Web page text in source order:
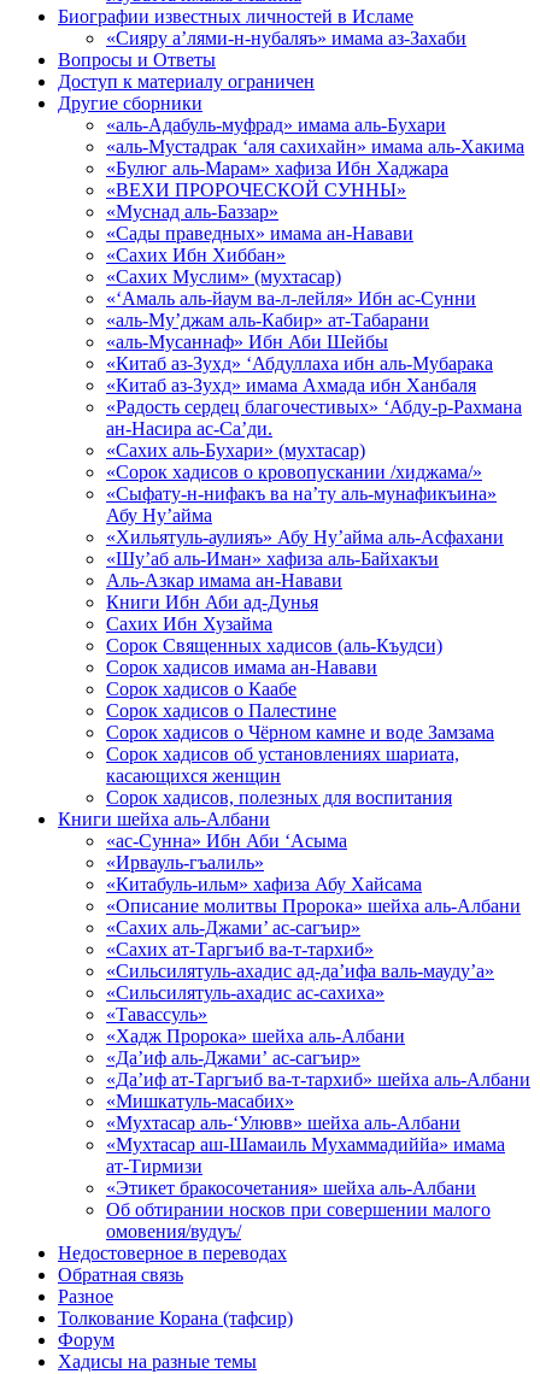
Биографии известных личностей в Исламе
«Сияру а’лями-н-нубаляъ» имама аз-Захаби
Вопросы и Ответы
Доступ к материалу ограничен
Другие сборники
«аль-Адабуль-муфрад» имама аль-Бухари
«аль-Мустадрак ‘аля сахихайн» имама аль-Хакима
«Булюг аль-Марам» хафиза Ибн Хаджара
«ВЕХИ ПРОРОЧЕСКОЙ СУННЫ»
«Муснад аль-Баззар»
«Сады праведных» имама ан-Навави
«Сахих Ибн Хиббан»
«Сахих Муслим» (мухтасар)
«‘Амаль аль-йаум ва-л-лейля» Ибн ас-Сунни
«аль-Му’джам аль-Кабир» ат-Табарани
«аль-Мусаннаф» Ибн Аби Шейбы
«Китаб аз-Зухд» ‘Абдуллаха ибн аль-Мубарака
«Китаб аз-Зухд» имама Ахмада ибн Ханбаля
«Радость сердец благочестивых» ‘Абду-р-Рахмана
ан-Насира ас-Са’ди.
«Сахих аль-Бухари» (мухтасар)
«Сорок хадисов о кровопускании /хиджама/»
«Сыфату-н-нифакъ ва на’ту аль-мунафикъина»
Абу Ну’айма
«Хильятуль-аулияъ» Абу Ну’айма аль-Асфахани
«Шу’аб аль-Иман» хафиза аль-Байхакъи
Аль-Азкар имама ан-Навави
Книги Ибн Аби ад-Дунья
Сахих Ибн Хузайма
Сорок Священных хадисов (аль-Къудси)
Сорок хадисов имама ан-Навави
Сорок хадисов о Каабе
Сорок хадисов о Палестине
Сорок хадисов о Чёрном камне и воде Замзама
Сорок хадисов об установлениях шариата,
касающихся женщин
Сорок хадисов, полезных для воспитания
Книги шейха аль-Албани
«ас-Сунна» Ибн Аби ‘Асыма
«Ирвауль-гъалиль»
«Китабуль-ильм» хафиза Абу Хайсама
«Описание молитвы Пророка» шейха аль-Албани
«Сахих аль-Джами’ ас-сагъир»
«Сахих ат-Таргъиб ва-т-тархиб»
«Сильсилятуль-ахадис ад-да’ифа валь-мауду’а»
«Сильсилятуль-ахадис ас-сахиха»
«Тавассуль»
«Хадж Пророка» шейха аль-Албани
«Да’иф аль-Джами’ ас-сагъир»
«Да’иф ат-Таргъиб ва-т-тархиб» шейха аль-Албани
«Мишкатуль-масабих»
«Мухтасар аль-‘Улювв» шейха аль-Албани
«Мухтасар аш-Шамаиль Мухаммадиййа» имама
ат-Тирмизи
«Этикет бракосочетания» шейха аль-Албани
Об обтирании носков при совершении малого
омовения/вудуъ/
Недостоверное в переводах
Обратная связь
Разное
Толкование Корана (тафсир)
Форум
Хадисы на разные темы